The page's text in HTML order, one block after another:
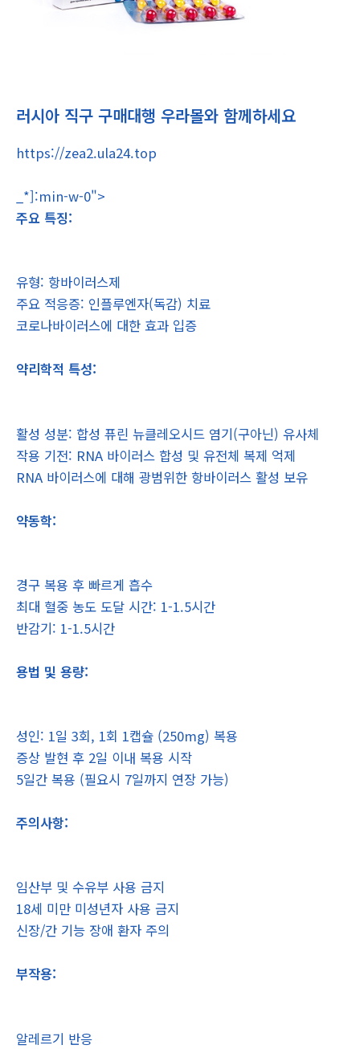
러시아 직구 구매대행 우라몰와 함께하세요
https://zea2.ula24.top
_*]:min-w-0">
주요 특징:
유형: 항바이러스제
주요 적응증: 인플루엔자(독감) 치료
코로나바이러스에 대한 효과 입증
약리학적 특성:
활성 성분: 합성 퓨린 뉴클레오시드 염기(구아닌) 유사체
작용 기전: RNA 바이러스 합성 및 유전체 복제 억제
RNA 바이러스에 대해 광범위한 항바이러스 활성 보유
약동학:
경구 복용 후 빠르게 흡수
최대 혈중 농도 도달 시간: 1-1.5시간
반감기: 1-1.5시간
용법 및 용량:
성인: 1일 3회, 1회 1캡슐 (250mg) 복용
증상 발현 후 2일 이내 복용 시작
5일간 복용 (필요시 7일까지 연장 가능)
주의사항:
임산부 및 수유부 사용 금지
18세 미만 미성년자 사용 금지
신장/간 기능 장애 환자 주의
부작용:
알레르기 반응